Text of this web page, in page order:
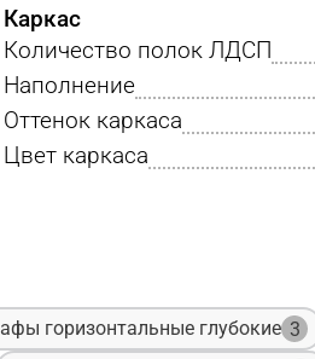
Каркас
Количество полок ЛДСП
Наполнение
Оттенок каркаса
Цвет каркаса
горизонтальные глубокие 3